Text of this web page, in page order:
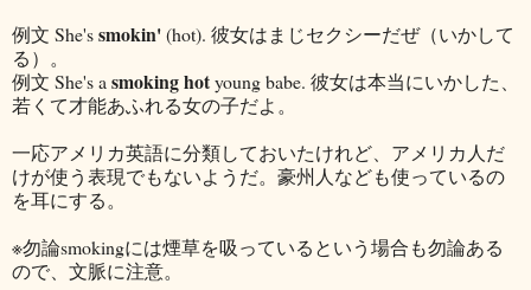
例文 She'ssmokin'(hot). 彼女はまじセクシーだぜ（いかして
る）。
例文 She's a smoking hotyoung babe. 彼女は本当にいかした、
若くて才能あふれる女の子だよ。
一応アメリカ英語に分類しておいたけれど、アメリカ人だ
けが使う表現でもないようだ。豪州人なども使っているの
を耳にする。
※勿論smokingには煙草を吸っているという場合も勿論ある
ので、文脈に注意。